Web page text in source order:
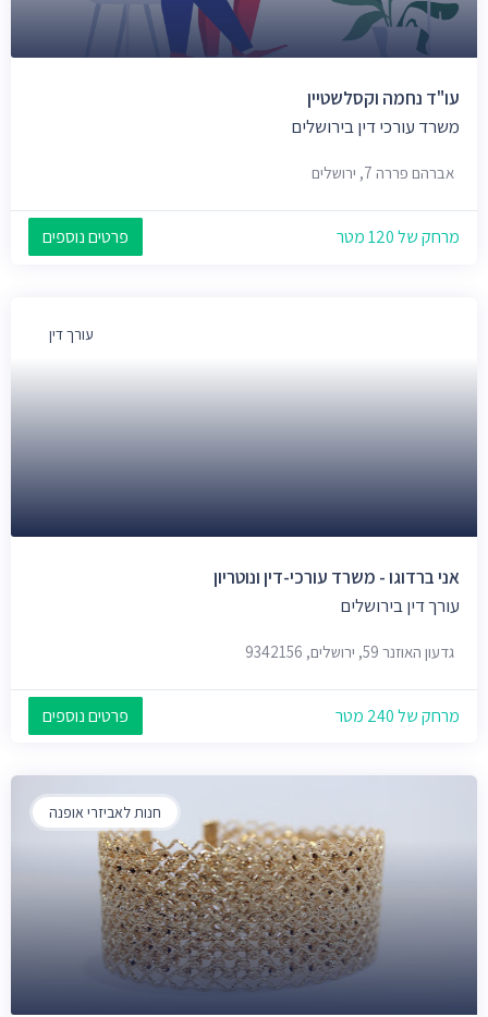
עו"ד נחמה וקסלשטיין
משרד עורכי דין בירושלים
אברהם פררה 7, ירושלים
מרחק של 120 מטר פרטים נוספים
עורך דין
אני ברדוגו - משרד עורכי-דין ונוטריון
עורך דין בירושלים
גדעון האוזנר 59, ירושלים, 9342156
מרחק של 240 מטר פרטים נוספים
חנות לאביזרי אופנה